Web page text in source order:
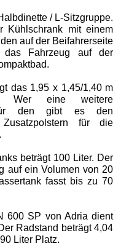
/ L-Sitzgruppe.
Kühlschrank mit einem
auf der Beifahrerseite
das Fahrzeug auf der
das 1,95 x 1,45/1,40 m
Wer eine weitere
für den gibt es den
für die
beträgt 100 Liter. Der
auf ein Volumen von 20
fasst bis zu 70
600 SP von Adria dient
Radstand beträgt 4,04
Liter Platz.